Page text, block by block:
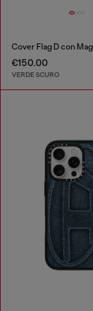
€150.00
VERDE SCURO